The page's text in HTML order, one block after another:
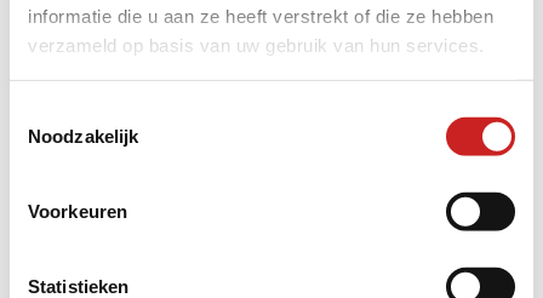
informatie die u aan ze heeft verstrekt of die ze hebben
verzameld op basis van uw gebruik van hun services.
Noodzakelijk
Voorkeuren
Statistieken
loadingwww.adggroep.nl
for more